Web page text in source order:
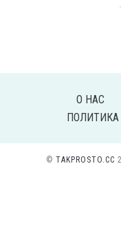
О НАС
© TAKPROSTO.CC